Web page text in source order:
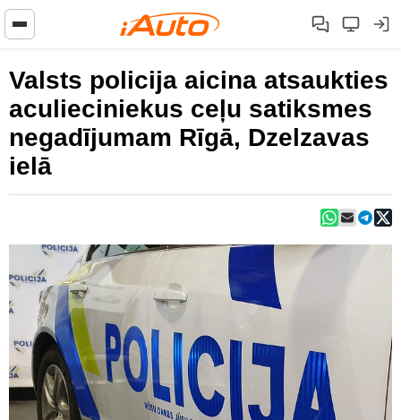
Valsts policija aicina atsaukties
aculieciniekus ceļu satiksmes
negadījumam Rīgā, Dzelzavas
ielā